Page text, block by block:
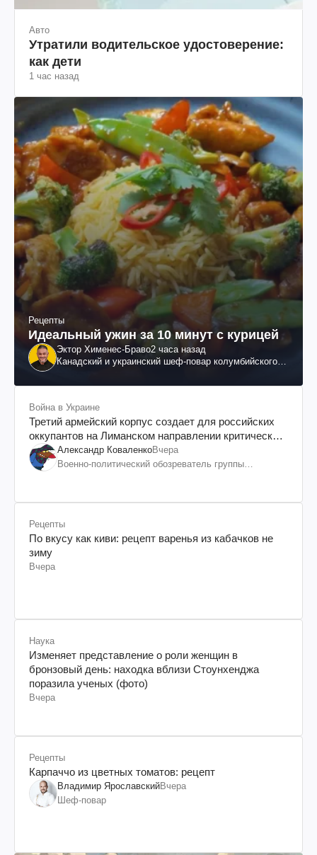
Авто
Утратили водительское удостоверение:
как дети
1 час назад
Рецепты
Идеальный ужин за 10 минут с курицей
Эктор Хименес-Браво2 часа назад
Канадский и украинский шеф-повар колумбийского
Война в Украине
Третий армейский корпус создает для российских
оккупантов на Лиманском направлении критический
дискомфорт: как это удалось
Александр КоваленкоВчера
Военно-политический обозреватель группы
Рецепты
По вкусу как киви: рецепт варенья из кабачков не
зиму
Вчера
Наука
Изменяет представление о роли женщин в
бронзовый день: находка вблизи Стоунхенджа
поразила ученых (фото)
Вчера
Рецепты
Карпаччо из цветных томатов: рецепт
Владимир ЯрославскийВчера
Шеф-повар